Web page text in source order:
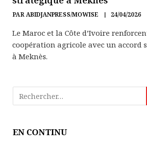
PARABIDJANPRESS/MOWISE 24/04/2026
Le Maroc et la Côte d’Ivoire
coopération agricole avec un accord
à Meknès.
EN CONTINU